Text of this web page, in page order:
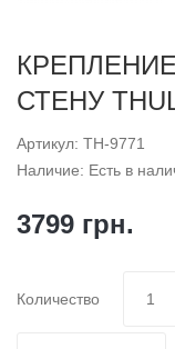
СТЕНУ
Артикул: TH-9771
Наличие: Есть в
3799 грн.
Количество